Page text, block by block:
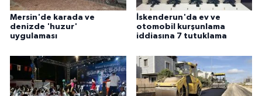
Mersin'de karada ve
denizde 'huzur'
uygulaması
İskenderun'da ev ve
otomobil kurşunlama
iddiasına 7 tutuklama